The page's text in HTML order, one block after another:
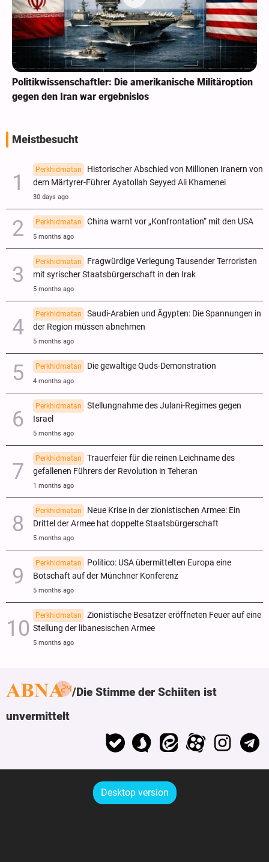
Politikwissenschaftler: Die amerikanische Militäroption
gegen den Iran war ergebnislos
Meistbesucht
Perkhidmatan
Historischer Abschied von Millionen Iranern von
dem Märtyrer-Führer Ayatollah Seyyed Ali Khamenei
30 days ago
Perkhidmatan China warnt vor „Konfrontation“ mit den USA
5 months ago
Perkhidmatan
Fragwürdige Verlegung Tausender Terroristen
mit syrischer Staatsbürgerschaft in den Irak
5 months ago
Perkhidmatan
Saudi-Arabien und Ägypten: Die Spannungen in
der Region müssen abnehmen
5 months ago
Perkhidmatan Die gewaltige Quds-Demonstration
4 months ago
Perkhidmatan
Stellungnahme des Julani-Regimes gegen
Israel
5 months ago
Perkhidmatan
Trauerfeier für die reinen Leichname des
gefallenen Führers der Revolution in Teheran
1 months ago
Perkhidmatan
Neue Krise in der zionistischen Armee: Ein
Drittel der Armee hat doppelte Staatsbürgerschaft
5 months ago
Perkhidmatan
Politico: USA übermittelten Europa eine
Botschaft auf der Münchner Konferenz
5 months ago
Perkhidmatan
Zionistische Besatzer eröffneten Feuer auf eine
Stellung der libanesischen Armee
5 months ago
Die Stimme der Schiiten ist
unvermittelt
Desktop version